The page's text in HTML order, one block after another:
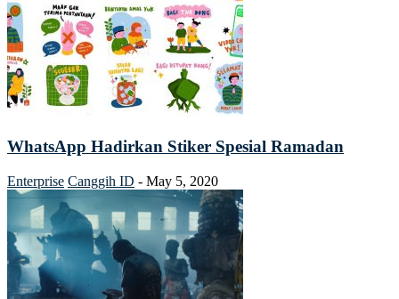
WhatsApp Hadirkan Stiker Spesial Ramadan
Enterprise Canggih ID - May 5, 2020